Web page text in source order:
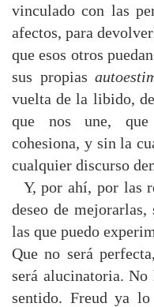
vinculado con las
afectos, para
que esos otros
sus propias
vuelta de la libido,
que nos une,
cohesiona, y sin la
cualquier discurso
Y, por ahí, por las
deseo de
las que puedo
Que no será
será alucinatoria. No
sentido. Freud ya lo